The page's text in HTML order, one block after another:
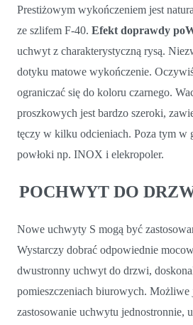
Prestiżowym wykończeniem jest
ze szlifem F-40. Efekt doprawdy
uchwyt z charakterystyczną rysą.
dotyku matowe wykończenie.
ograniczać się do koloru czarnego.
proszkowych jest bardzo szeroki,
tęczy w kilku odcieniach. Poza tym w
powłoki np. INOX i elekropoler.
POCHWYT DO
Nowe uchwyty S mogą być
Wystarczy dobrać odpowiednie
dwustronny uchwyt do drzwi,
pomieszczeniach biurowych. Możliwe
zastosowanie uchwytu jednostronnie,